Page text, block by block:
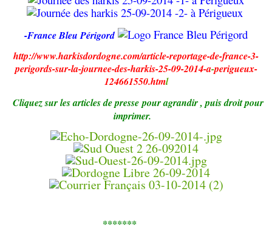
-France Bleu Périgord
http://www.harkisdordogne.com/article-reportage-de-france-3-
perigords-sur-la-journee-des-harkis-25-09-2014-a-perigueux-
124661550.html
Cliquez sur les articles de presse pour agrandir , puis droit pour
imprimer.
*******